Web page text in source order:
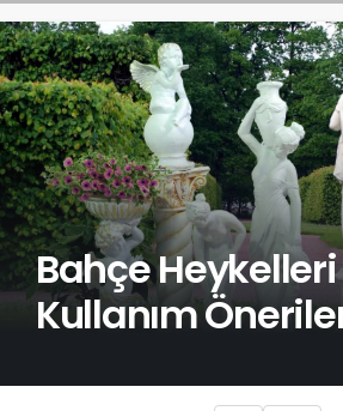
Bahçe
Kullanım